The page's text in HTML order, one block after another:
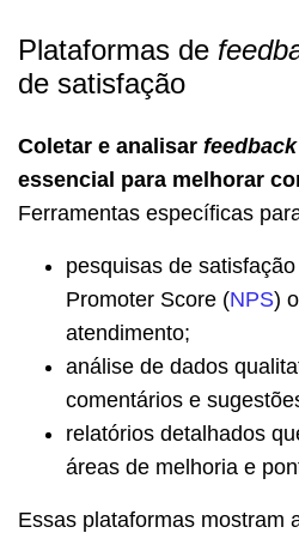
Plataformas de
de satisfação
Coletar e analisar feedback
essencial para melhorar
Ferramentas específicas
pesquisas de
Promoter Score (NPS)
atendimento;
análise de dados
comentários e
relatórios detalhados
áreas de melhoria e
Essas plataformas mostram